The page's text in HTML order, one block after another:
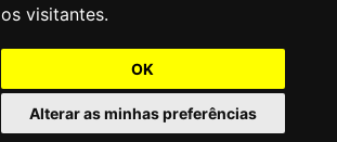
os visitantes.
OK
Alterar as minhas preferências